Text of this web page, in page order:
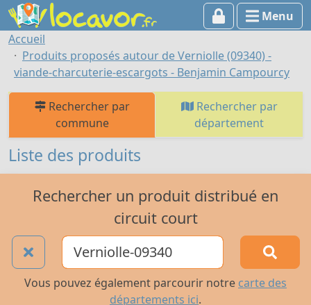
Menu
Accueil
Produits proposés autour de Verniolle (09340) -
viande-charcuterie-escargots - Benjamin Campourcy
Rechercher par
commune
Rechercher par
département
Liste des produits
Rechercher un produit distribué en
circuit court
Vous pouvez également parcourir notre carte des
départements ici.